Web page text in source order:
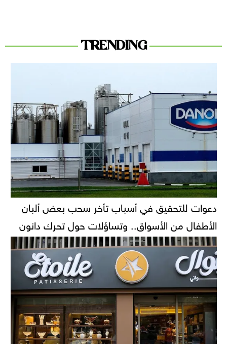
TRENDING
دعوات للتحقيق في أسباب تأخر سحب بعض ألبان
الأطفال من الأسواق.. وتساؤلات حول تحرك دانون